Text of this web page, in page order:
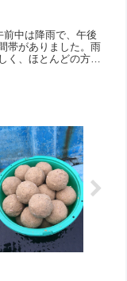
中は降雨で、午後
帯がありました。雨
く、ほとんどの方が